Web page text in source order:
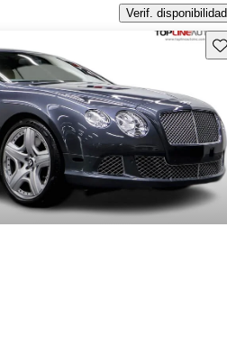
Verif. disponibilidad